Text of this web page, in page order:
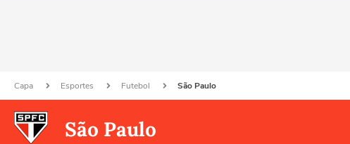
Capa Esportes Futebol São Paulo
São Paulo